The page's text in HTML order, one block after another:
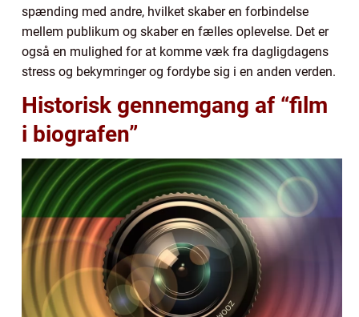
spænding med andre, hvilket skaber en forbindelse
mellem publikum og skaber en fælles oplevelse. Det er
også en mulighed for at komme væk fra dagligdagens
stress og bekymringer og fordybe sig i en anden verden.
Historisk gennemgang af “film
i biografen”